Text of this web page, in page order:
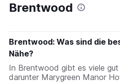
Brentwood
Brentwood: Was sind die
Nähe?
In Brentwood gibt es viele
darunter Marygreen Manor